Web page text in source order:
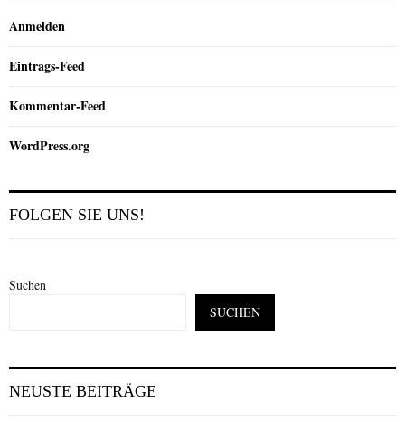
Anmelden
Eintrags-Feed
Kommentar-Feed
WordPress.org
FOLGEN SIE UNS!
Suchen
SUCHEN
NEUSTE BEITRÄGE